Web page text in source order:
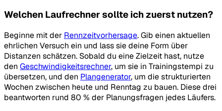
Welchen Laufrechner sollte ich zuerst nutzen?
Beginne mit der Rennzeitvorhersage. Gib einen aktuellen
ehrlichen Versuch ein und lass sie deine Form über
Distanzen schätzen. Sobald du eine Zielzeit hast, nutze
den Geschwindigkeitsrechner, um sie in Trainingstempi zu
übersetzen, und den Plangenerator, um die strukturierten
Wochen zwischen heute und Renntag zu bauen. Diese drei
beantworten rund 80 % der Planungsfragen jedes Läufers.